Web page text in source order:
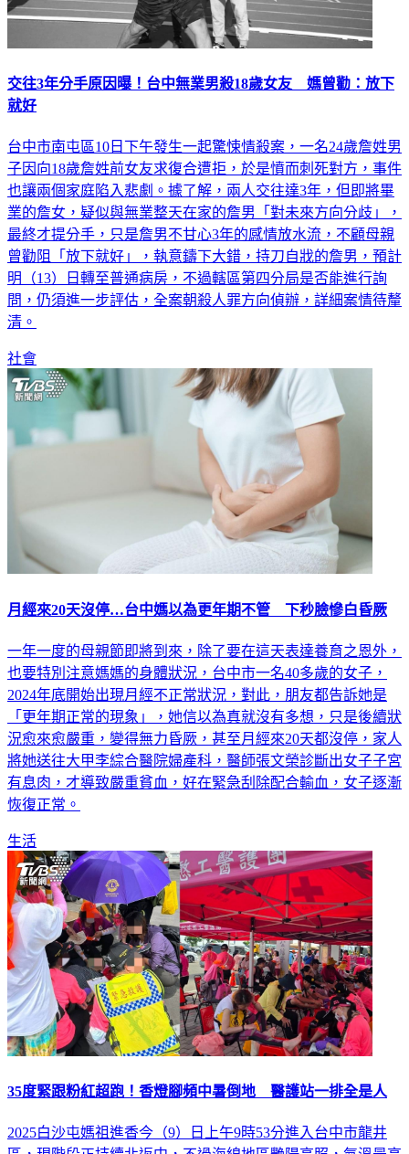
交往3年分手原因曝！台中無業男殺18歲女友 媽曾勸：放下
就好
台中市南屯區10日下午發生一起驚悚情殺案，一名24歲詹姓男
子因向18歲詹姓前女友求復合遭拒，於是憤而刺死對方，事件
也讓兩個家庭陷入悲劇。據了解，兩人交往達3年，但即將畢
業的詹女，疑似與無業整天在家的詹男「對未來方向分歧」，
最終才提分手，只是詹男不甘心3年的感情放水流，不顧母親
曾勸阻「放下就好」，執意鑄下大錯，持刀自戕的詹男，預計
明（13）日轉至普通病房，不過轄區第四分局是否能進行詢
問，仍須進一步評估，全案朝殺人罪方向偵辦，詳細案情待釐
清。
社會
月經來20天沒停…台中媽以為更年期不管 下秒臉慘白昏厥
一年一度的母親節即將到來，除了要在這天表達養育之恩外，
也要特別注意媽媽的身體狀況，台中市一名40多歲的女子，
2024年底開始出現月經不正常狀況，對此，朋友都告訴她是
「更年期正常的現象」，她信以為真就沒有多想，只是後續狀
況愈來愈嚴重，變得無力昏厥，甚至月經來20天都沒停，家人
將她送往大甲李綜合醫院婦產科，醫師張文榮診斷出女子子宮
有息肉，才導致嚴重貧血，好在緊急刮除配合輸血，女子逐漸
恢復正常。
生活
35度緊跟粉紅超跑！香燈腳頻中暑倒地 醫護站一排全是人
2025白沙屯媽祖進香今（9）日上午9時53分進入台中市龍井